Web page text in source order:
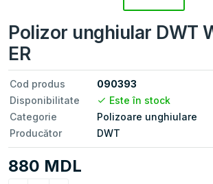
Polizor unghiular DWT
ER
Cod produs
090393
Disponibilitate
Este în stock
Categorie
Polizoare unghiulare
Producător
DWT
880 MDL